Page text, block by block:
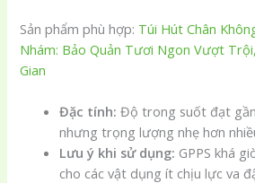
Sản phẩm phù hợp: Túi Hút Chân
Nhám: Bảo Quản Tươi Ngon Vượt
Gian
Đặc tính: Độ trong suốt đạt
nhưng trọng lượng nhẹ hơn
Lưu ý khi sử dụng: GPPS khá
cho các vật dụng ít chịu lực va